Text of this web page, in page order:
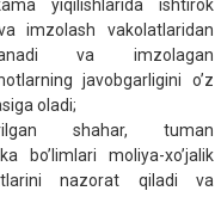
yiqilishlarida ishtirok
imzolash vakolatlaridan
va imzolagan
javobgarligini o’z
oladi;
shahar, tuman
bo’limlari moliya-xo’jalik
nazorat qiladi va